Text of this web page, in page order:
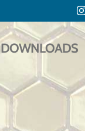
DOWNLOADS